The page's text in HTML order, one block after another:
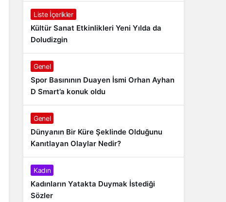
Liste İçerikler
Kültür Sanat Etkinlikleri Yeni Yılda da
Doludizgin
Genel
Spor Basınının Duayen İsmi Orhan Ayhan
D Smart’a konuk oldu
Genel
Dünyanın Bir Küre Şeklinde Olduğunu
Kanıtlayan Olaylar Nedir?
Kadın
Kadınların Yatakta Duymak İstediği
Sözler